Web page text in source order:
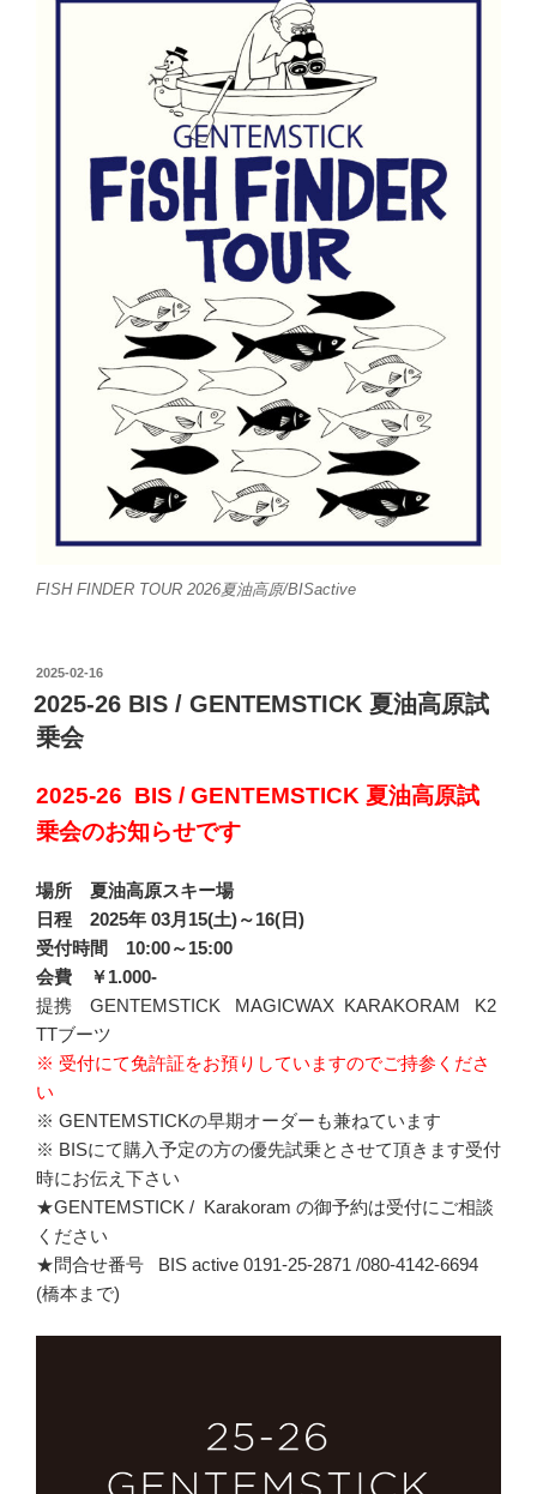
FISH FINDER TOUR 2026夏油高原/BISactive
投
稿
日:
2025-02-16
2025-26 BIS / GENTEMSTICK 夏油高原試
乗会
2025-26 BIS / GENTEMSTICK 夏油高原試
乗会のお知らせです
場所 夏油高原スキー場
日程 2025年 03月 15(土)～16( 日)
受付時間 10:00～15:00
会費 ￥1.000-
提携 GENTEMSTICK MAGICWAX KARAKORAM K2
TTブーツ
※ 受付にて免許証をお預りしていますのでご持参くださ
い
※ GENTEMSTICKの早期オーダーも兼ねています
※ BISにて購入予定の方の優先試乗とさせて頂きます受付
時にお伝え下さい
★GENTEMSTICK / Karakoram の御予約は受付にご相談
ください
★問合せ番号 BIS active 0191-25-2871 /080-4142-6694
(橋本まで)